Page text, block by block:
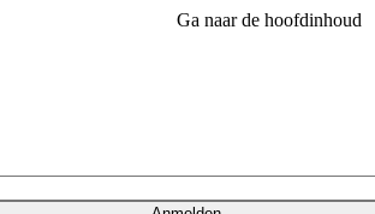
Ga naar de hoofdinhoud